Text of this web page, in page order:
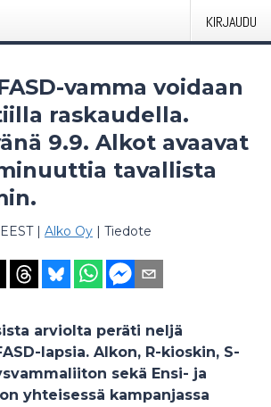
KIRJAUDU
vamma voidaan
raskaudella.
9.9. Alkot avaavat
tavallista
| Alko Oy | Tiedote
arviolta peräti neljä
lapsia. Alkon, R-kioskin, S-
sekä Ensi- ja
yhteisessä kampanjassa